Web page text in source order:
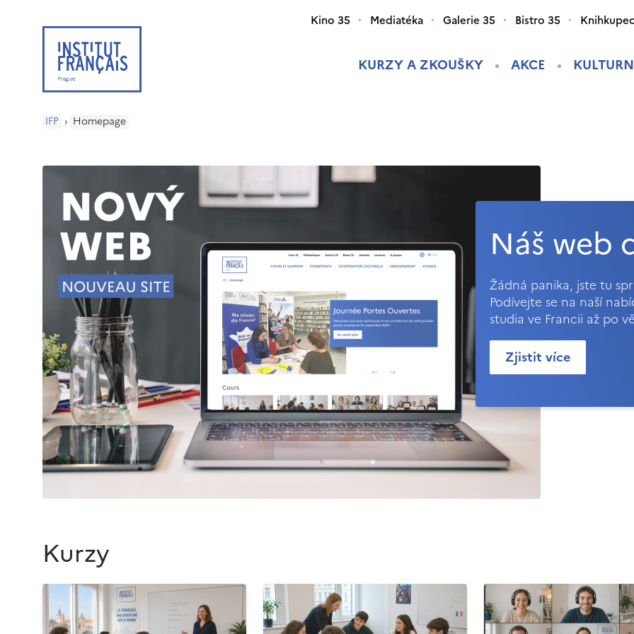
KURZY A ZKOUŠKY AKCE
Kino 35 Mediatéka Galerie 35 Bistro 35
IFP › Homepage
Náš web
Žádná panika, jste tu
Podívejte se na naší
studia ve Francii až po
Zjistit více
Kurzy